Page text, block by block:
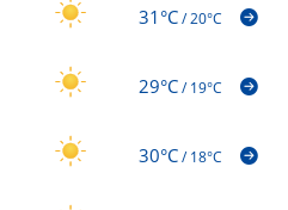
31°C/20°C
29°C/19°C
30°C/18°C